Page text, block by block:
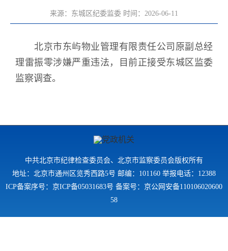
来源：东城区纪委监委 时间：2026-06-11
北京市东屿物业管理有限责任公司原副总经
理雷振零涉嫌严重违法，目前正接受东城区监委
监察调查。
中共北京市纪律检查委员会、北京市监察委员会版权所有
地址：北京市通州区览秀西路5号 邮编：101160 举报电话：12388
ICP备案序号：京ICP备05031683号 备案号：京公网安备110106020600
58